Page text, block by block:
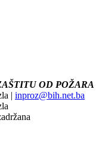
OD POŽARA
| inproz@bih.net.ba